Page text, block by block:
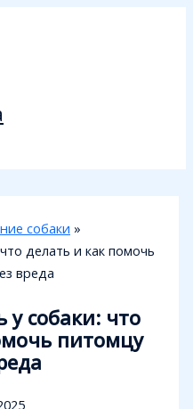
собаки
делать и как помочь
вреда
у собаки: что
питомцу